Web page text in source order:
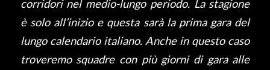
corridori nel medio-lungo periodo. La stagione
è solo all’inizio e questa sarà la prima gara del
lungo calendario italiano. Anche in questo caso
troveremo squadre con più giorni di gara alle